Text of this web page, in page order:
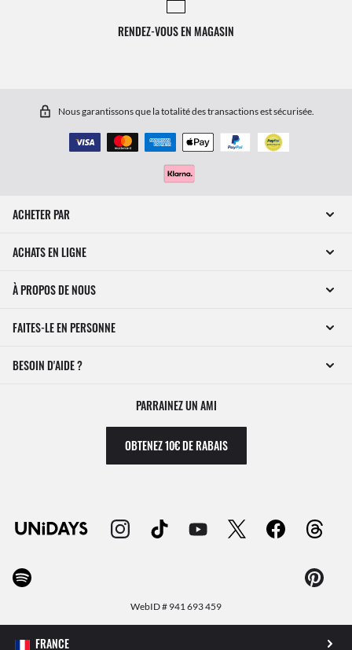
RENDEZ-VOUS EN MAGASIN
Nous garantissons que la totalité des transactions est sécurisée.
ACHETER PAR
ACHATS EN LIGNE
À PROPOS DE NOUS
FAITES-LE EN PERSONNE
BESOIN D'AIDE ?
PARRAINEZ UN AMI
OBTENEZ 10€ DE RABAIS
WebID # 941 693 459